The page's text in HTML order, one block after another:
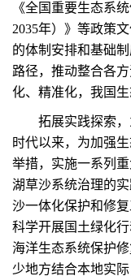
《全国重要生态系
2035年）》等政策
的体制安排和基础
路径，推动整合各
化、精准化，我国
拓展实践探索，
时代以来，为加强
举措，实施一系列
湖草沙系统治理的
沙一体化保护和修
科学开展国土绿化
海洋生态系统保护
少地方结合本地实